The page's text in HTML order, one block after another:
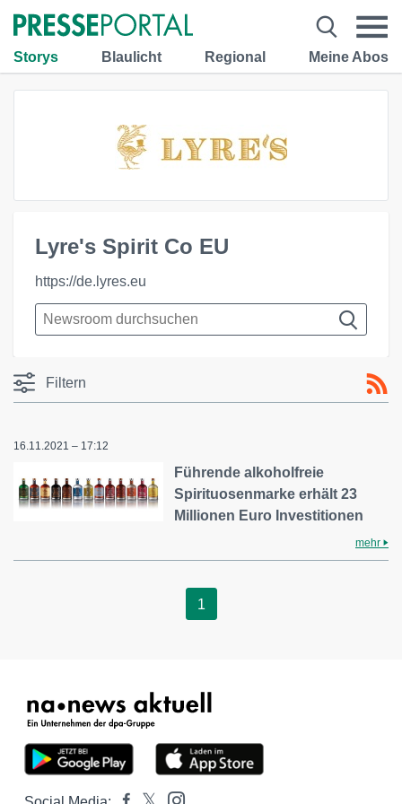
Storys Blaulicht Regional Meine Abos
Lyre's Spirit Co EU
https://de.lyres.eu
Filtern
16.11.2021 – 17:12
Führende alkoholfreie
Spirituosenmarke erhält 23
Millionen Euro Investitionen
mehr
1